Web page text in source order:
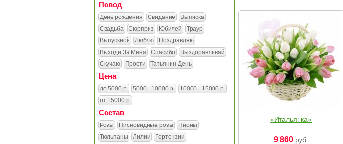
Повод
День рождения Свидание
Выписка
Свадьба
Сюрприз Юбилей
Траур
Выпускной
Люблю
Поздравляю
Выходи За Меня
Спасибо
Выздоравливай
Скучаю
Прости Татьянин День
Цена
до 5000 р. 5000 - 10000 р.
10000 - 15000 р.
от 15000 р.
Состав
Розы Пионовидные розы
Пионы
Тюльпаны
Лилии
Гортензии
«Итальянка»
9 860 руб.